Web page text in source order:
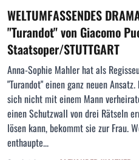
WELTUMFASSENDES
"Turandot" von Giacomo
Staatsoper/STUTTGART
Anna-Sophie Mahler hat als
"Turandot" einen ganz neuen
sich nicht mit einem Mann
einen Schutzwall von drei Rätseln
lösen kann, bekommt sie zur Frau.
enthaupte...